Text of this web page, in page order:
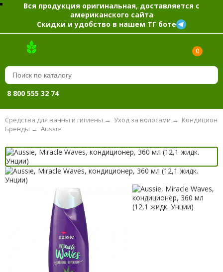
Вся продукция оригинальная, доставляется с
американского сайта
Скидки и удобство в нашем ТГ боте
0
8 800 555 32 74
Средства для ванны и гигиены → Уход за волосами →
Aussie
Бренды →